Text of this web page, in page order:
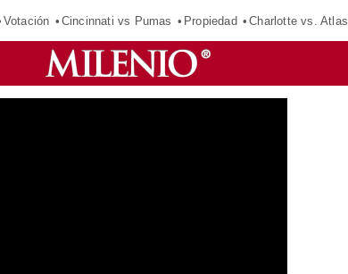
Votación Cincinnati vs Pumas Propiedad Charlotte vs. Atlas